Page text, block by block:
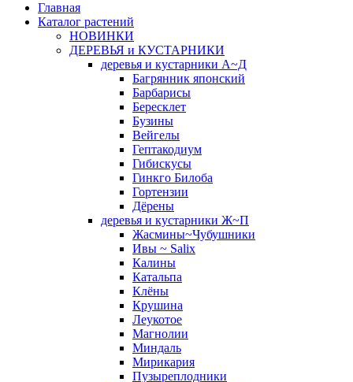
Главная
Каталог растений
НОВИНКИ
ДЕРЕВЬЯ и КУСТАРНИКИ
деревья и кустарники А~Д
Багрянник японский
Барбарисы
Бересклет
Бузины
Вейгелы
Гептакодиум
Гибискусы
Гинкго Билоба
Гортензии
Дёрены
деревья и кустарники Ж~П
Жасмины~Чубушники
Ивы ~ Salix
Калины
Катальпа
Клёны
Крушина
Леукотое
Магнолии
Миндаль
Мирикария
Пузыреплодники